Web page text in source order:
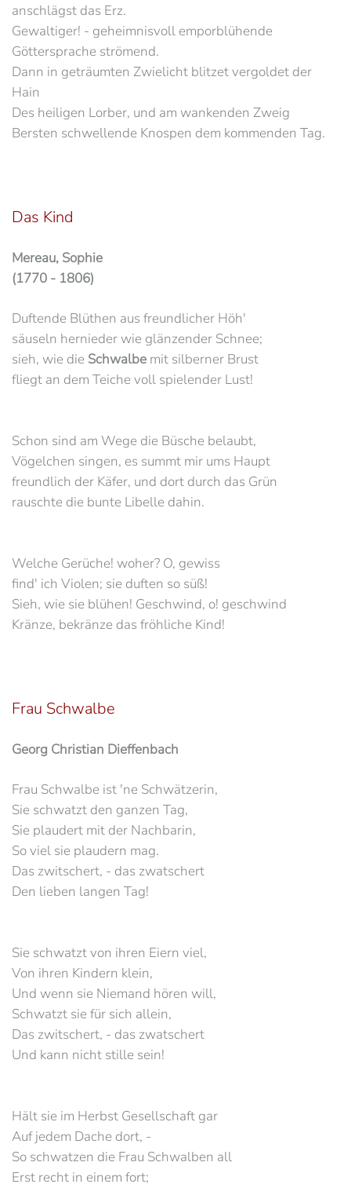
anschlägst das Erz.
Gewaltiger! - geheimnisvoll emporblühende
Göttersprache strömend.
Dann in geträumten Zwielicht blitzet vergoldet der
Hain
Des heiligen Lorber, und am wankenden Zweig
Bersten schwellende Knospen dem kommenden Tag.
Das Kind
Mereau, Sophie
(1770 - 1806)
Duftende Blüthen aus freundlicher Höh'
säuseln hernieder wie glänzender Schnee;
sieh, wie die Schwalbe mit silberner Brust
fliegt an dem Teiche voll spielender Lust!
Schon sind am Wege die Büsche belaubt,
Vögelchen singen, es summt mir ums Haupt
freundlich der Käfer, und dort durch das Grün
rauschte die bunte Libelle dahin.
Welche Gerüche! woher? O, gewiss
find' ich Violen; sie duften so süß!
Sieh, wie sie blühen! Geschwind, o! geschwind
Kränze, bekränze das fröhliche Kind!
Frau Schwalbe
Georg Christian Dieffenbach
Frau Schwalbe ist 'ne Schwätzerin,
Sie schwatzt den ganzen Tag,
Sie plaudert mit der Nachbarin,
So viel sie plaudern mag.
Das zwitschert, - das zwatschert
Den lieben langen Tag!
Sie schwatzt von ihren Eiern viel,
Von ihren Kindern klein,
Und wenn sie Niemand hören will,
Schwatzt sie für sich allein,
Das zwitschert, - das zwatschert
Und kann nicht stille sein!
Hält sie im Herbst Gesellschaft gar
Auf jedem Dache dort, -
So schwatzen die Frau Schwalben all
Erst recht in einem fort;